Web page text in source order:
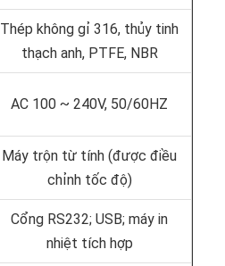
Thép không gỉ 316, thủy tinh
thạch anh, PTFE, NBR
AC 100 ~ 240V, 50/60HZ
Máy trộn từ tính (được điều
chỉnh tốc độ)
Cổng RS232; USB; máy in
nhiệt tích hợp